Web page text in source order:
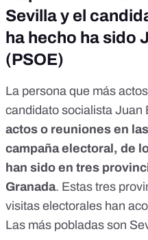
Sevilla y el
ha hecho ha sido
(PSOE)
La persona que más
candidato socialista Juan
actos o reuniones en
campaña electoral, de
han sido en tres
Granada. Estas tres
visitas electorales han
Las más pobladas son